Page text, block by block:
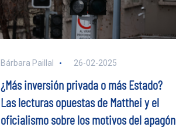
Bárbara Paillal 26-02-2025
¿Más inversión privada o más Estado?
Las lecturas opuestas de Matthei y el
oficialismo sobre los motivos del apagón